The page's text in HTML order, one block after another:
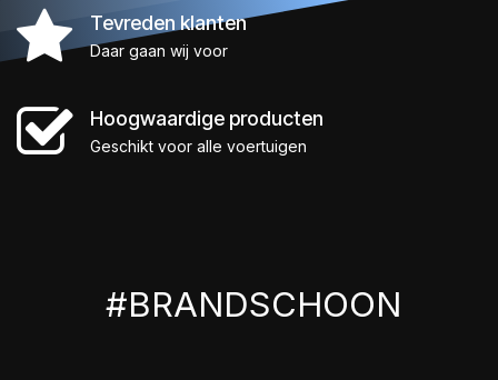
Tevreden klanten
Daar gaan wij voor
Hoogwaardige producten
Geschikt voor alle voertuigen
#BRANDSCHOON